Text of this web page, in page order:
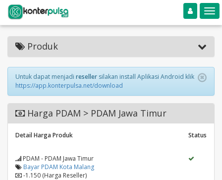
Toggle navigation
Produk
Untuk dapat menjadi reseller silakan install Aplikasi Android klik
https://app.konterpulsa.net/download
Harga PDAM > PDAM Jawa Timur
Detail Harga Produk Status
PDAM - PDAM Jawa Timur
Bayar PDAM Kota Malang
-1.150 (Harga Reseller)